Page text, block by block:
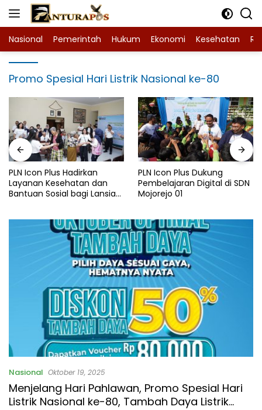
Langsung
Nasional Pemerintah Hukum Ekonomi Kesehatan
Promo Spesial Hari Listrik Nasional ke-80
PLN Icon Plus Hadirkan
Layanan Kesehatan dan
Bantuan Sosial bagi Lansia
PLN Icon Plus Dukung
Pembelajaran Digital di SDN
Mojorejo 01
Nasional Oktober 19, 2025
Menjelang Hari Pahlawan, Promo Spesial Hari
Listrik Nasional ke-80, Tambah Daya Listrik